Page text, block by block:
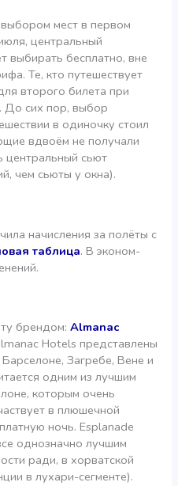
выбором мест в первом
центральный
выбирать бесплатно, вне
Те, кто путешествует
второго билета при
До сих пор, выбор
в одиночку стоил
вдвоём не получали
центральный сьют
чем сьюты у окна).
начисления за полёты с
таблица. В эконом-
брендом:Almanac
Hotels представлены
Загребе, Вене и
одним из лучшим
которым очень
в плюшечной
ночь. Esplanade
однозначно лучшим
ради, в хорватской
в лухари-сегменте).